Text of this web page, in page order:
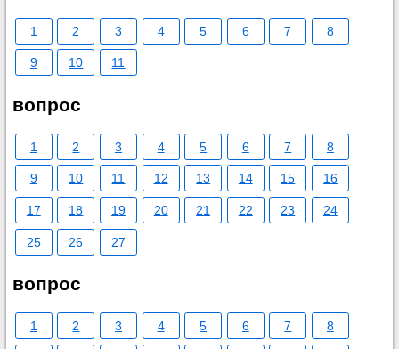
1 2 3 4 5 6 7 8
9 10 11
вопрос
1 2 3 4 5 6 7 8
9 10 11 12 13 14 15 16
17 18 19 20 21 22 23 24
25 26 27
вопрос
1 2 3 4 5 6 7 8